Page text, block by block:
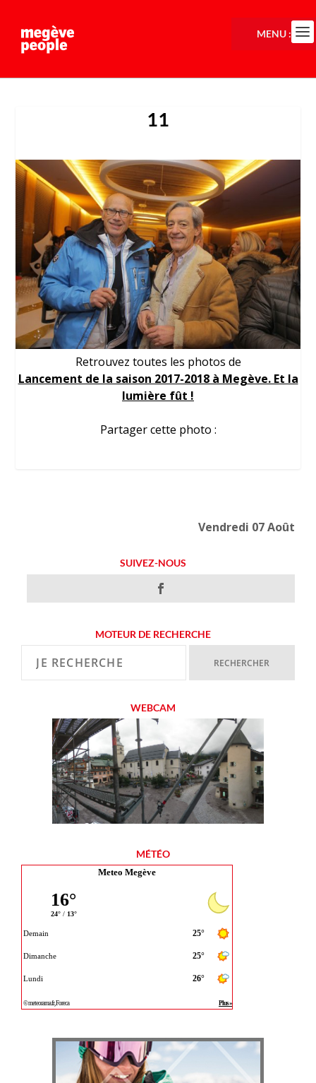
11
Retrouvez toutes les photos de
Lancement de la saison 2017-2018 à Megève. Et la
lumière fût !
Partager cette photo :
Vendredi 07 Août
SUIVEZ-NOUS
MOTEUR DE RECHERCHE
WEBCAM
MÉTÉO
Meteo Megève
MENU :